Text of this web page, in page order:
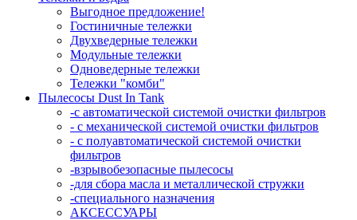
Выгодное предложение!
Гостиничные тележки
Двухведерные тележки
Модульные тележки
Одноведерные тележки
Тележки "комби"
Пылесосы Dust In Tank
-с автоматической системой очистки фильтров
- с механической системой очистки фильтров
- с полуавтоматической системой очистки
фильтров
-взрывобезопасные пылесосы
-для сбора масла и металлической стружки
-специального назначения
АКСЕССУАРЫ